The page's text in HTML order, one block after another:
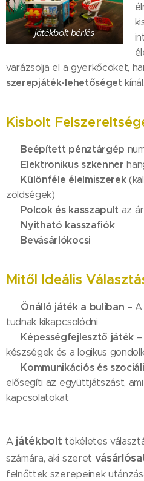
játékbolt bérlés
varázsolja el a gyerkőcöket,
szerepjáték-lehetőséget kínál.
Kisbolt
Beépített pénztárgép
Elektronikus szkenner
Különféle élelmiszerek
zöldségek)
Polcok és kasszapult az
Nyitható kasszafiók
Bevásárlókocsi
Mitől Ideális
Önálló játék a buliban –
tudnak kikapcsolódni
Képességfejlesztő játék
készségek és a logikus
Kommunikációs és
elősegíti az együttjátszást,
kapcsolatokat
A játékbolt tökéletes
számára, aki szeret
felnőttek szerepeinek